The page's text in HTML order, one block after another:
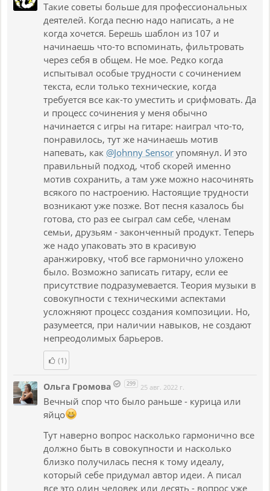
Такие советы больше для профессиональных
деятелей. Когда песню надо написать, а не
когда хочется. Берешь шаблон из 107 и
начинаешь что-то вспоминать, фильтровать
через себя в общем. Не мое. Редко когда
испытывал особые трудности с сочинением
текста, если только технические, когда
требуется все как-то уместить и срифмовать. Да
и процесс сочинения у меня обычно
начинается с игры на гитаре: наиграл что-то,
понравилось, тут же начинаешь мотив
напевать, как @Johnny Sensor упомянул. И это
правильный подход, чтоб скорей именно
мотив сохранить, а там уже можно насочинять
всякого по настроению. Настоящие трудности
возникают уже позже. Вот песня казалось бы
готова, сто раз ее сыграл сам себе, членам
семьи, друзьям - законченный продукт. Теперь
же надо упаковать это в красивую
аранжировку, чтоб все гармонично уложено
было. Возможно записать гитару, если ее
присутствие подразумевается. Теория музыки в
совокупности с техническими аспектами
усложняют процесс создания композиции. Но,
разумеется, при наличии навыков, не создают
непреодолимых барьеров.
(1)
Ольга Громова 299 25 авг. 2022 г.
Вечный спор что было раньше - курица или
яйцо
Тут наверно вопрос насколько гармонично все
должно быть в совокупности и насколько
близко получилась песня к тому идеалу,
который себе придумал автор идеи. А писал
все это один человек или десять - вопрос уже